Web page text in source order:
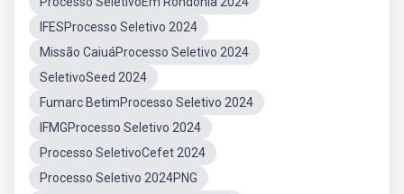
IFESProcesso Seletivo 2024
Missão CaiuáProcesso Seletivo 2024
SeletivoSeed 2024
Fumarc BetimProcesso Seletivo 2024
IFMGProcesso Seletivo 2024
Processo SeletivoCefet 2024
Processo Seletivo 2024PNG